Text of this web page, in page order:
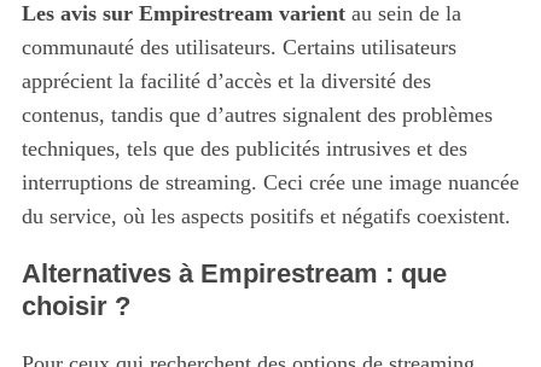
Les avis sur Empirestream varientau sein de la
communauté des utilisateurs. Certains utilisateurs
apprécient la facilité d’accès et la diversité des
contenus, tandis que d’autres signalent des problèmes
techniques, tels que des publicités intrusives et des
interruptions de streaming. Ceci crée une image nuancée
du service, où les aspects positifs et négatifs coexistent.
Alternatives à Empirestream : que
choisir ?